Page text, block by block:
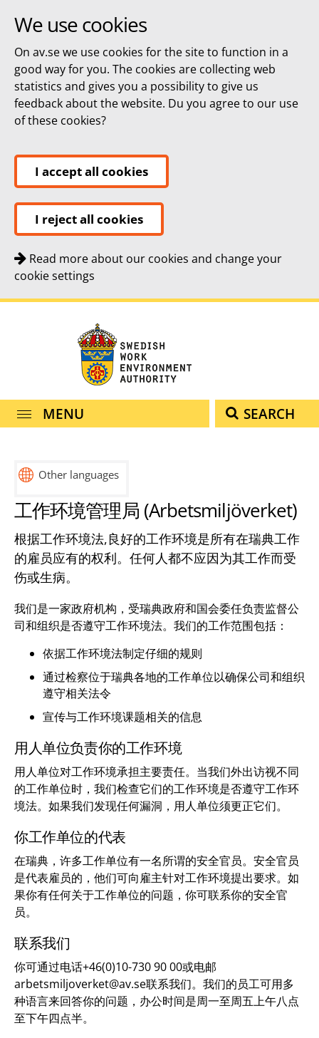
We use cookies
On av.se we use cookies for the site to function in a
good way for you. The cookies are collecting web
statistics and gives you a possibility to give us
feedback about the website. Du you agree to our use
of these cookies?
I accept all cookies
I reject all cookies
Read more about our cookies and change your
cookie settings
MENU SEARCH
Other languages
工作环境管理局 (Arbetsmiljöverket)
根据工作环境法,良好的工作环境是所有在瑞典工作
的雇员应有的权利。任何人都不应因为其工作而受
伤或生病。
我们是一家政府机构，受瑞典政府和国会委任负责监督公
司和组织是否遵守工作环境法。我们的工作范围包括：
依据工作环境法制定仔细的规则
通过检察位于瑞典各地的工作单位以确保公司和组织
遵守相关法令
宣传与工作环境课题相关的信息
用人单位负责你的工作环境
用人单位对工作环境承担主要责任。当我们外出访视不同
的工作单位时，我们检查它们的工作环境是否遵守工作环
境法。如果我们发现任何漏洞，用人单位须更正它们。
你工作单位的代表
在瑞典，许多工作单位有一名所谓的安全官员。安全官员
是代表雇员的，他们可向雇主针对工作环境提出要求。如
果你有任何关于工作单位的问题，你可联系你的安全官
员。
联系我们
你可通过电话+46(0)10-730 90 00或电邮
arbetsmiljoverket@av.se联系我们。我们的员工可用多
种语言来回答你的问题，办公时间是周一至周五上午八点
至下午四点半。